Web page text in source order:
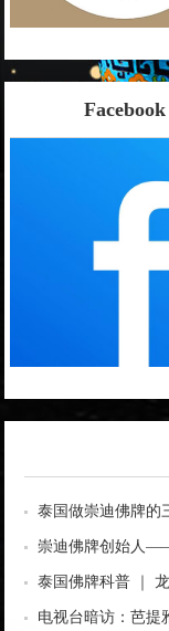
Facebook
泰国做崇迪佛牌的
崇迪佛牌创始人
泰国佛牌科普 ｜
电视台暗访：芭提